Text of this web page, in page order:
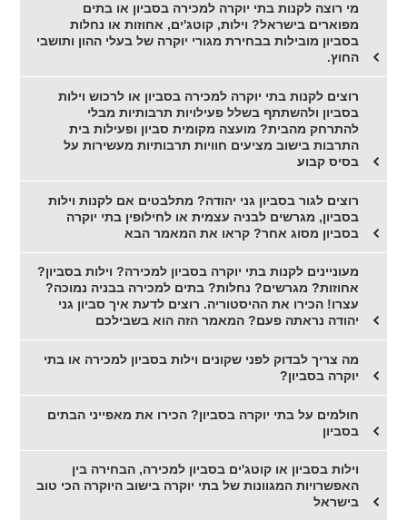
מי רוצה לקנות בתי יוקרה למכירה בסביון או בתים
מפוארים בישראל? וילות, קוטג'ים, אחוזות או נחלות
בסביון מובילות בבחירת מגורי יוקרה של בעלי ההון ותושבי
החוץ.
רוצים לקנות בתי יוקרה למכירה בסביון או לרכוש וילות
בסביון ולהשתתף בשלל פעילויות תרבותיות מבלי
להתרחק מהבית? מועצה מקומית סביון ופעילות בית
התרבות בישוב מציעים חוויות תרבותיות מעשירות על
בסיס קבוע
רוצים לגור בסביון גני יהודה? מתלבטים אם לקנות וילות
בסביון, מגרשים לבניה עצמית או לחילופין בתי יוקרה
בסביון מסוג אחר? קראו את המאמר הבא
מעוניינים לקנות בתי יוקרה בסביון למכירה? וילות בסביון?
אחוזות? מגרשים? נחלות? בתים למכירה בבניה נמוכה?
עצרו! הכירו את ההיסטוריה. רוצים לדעת איך סביון גני
יהודה נראתה פעם? המאמר הזה הוא בשבילכם
מה צריך לבדוק לפני שקונים וילות בסביון למכירה או בתי
יוקרה בסביון?
חולמים על בתי יוקרה בסביון? הכירו את מאפייני הבתים
בסביון
וילות בסביון או קוטג'ים בסביון למכירה, הבחירה בין
האפשרויות המגוונות של בתי יוקרה בישוב היוקרה הכי טוב
בישראל